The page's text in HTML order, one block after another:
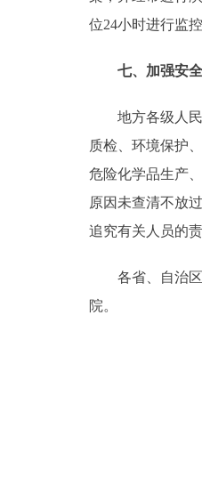
位24小时进行监
七、加强安
地方各级人民
质检、环境保护
危险化学品生产
原因未查清不放
追究有关人员的
各省、自治区
院。